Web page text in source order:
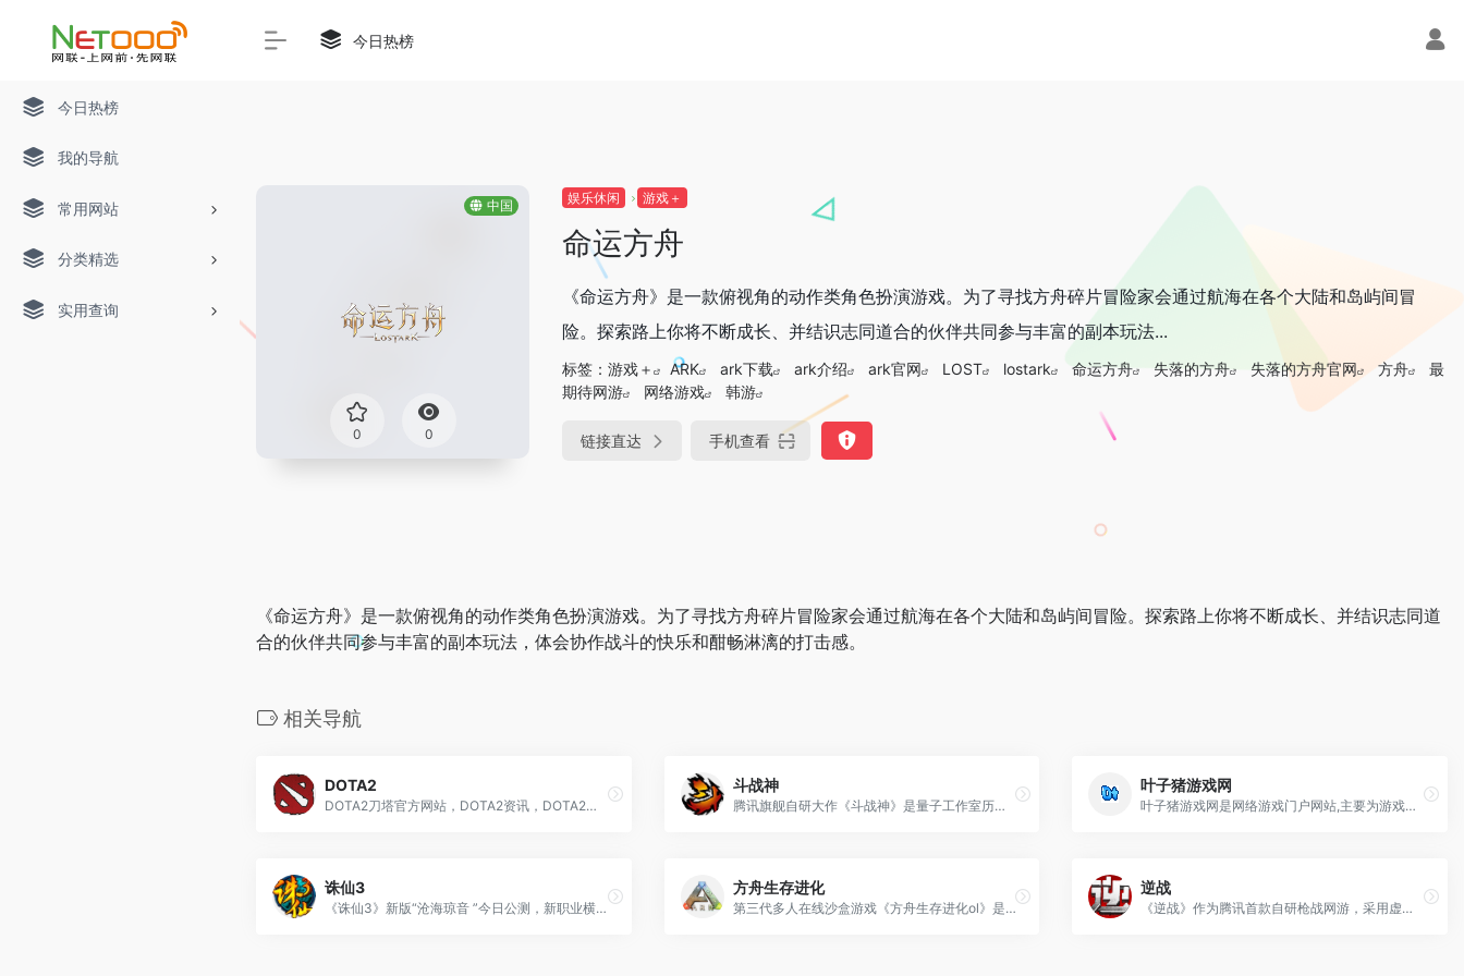
今日热榜
我的导航
常用网站
分类精选
实用查询
今日热榜
中国
0 0
娱乐休闲 游戏＋
命运方舟
《命运方舟》是一款俯视角的动作类角色扮演游戏。为了寻找方舟碎片冒险家会通过航海在各个大陆和岛屿间冒
险。探索路上你将不断成长、并结识志同道合的伙伴共同参与丰富的副本玩法...
标签： 游戏＋ ARK ark下载 ark介绍 ark官网 LOST lostark 命运方舟 失落的方舟 失落的方舟官网 方舟
最
期待网游
网络游戏 韩游
链接直达 手机查看
《命运方舟》是一款俯视角的动作类角色扮演游戏。为了寻找方舟碎片冒险家会通过航海在各个大陆和岛屿间冒险。探索路上你将不断成长、并结识志同道
合的伙伴共同参与丰富的副本玩法，体会协作战斗的快乐和酣畅淋漓的打击感。
相关导航
DOTA2
DOTA2刀塔官方网站，DOTA2资讯，DOTA2英雄资料，DOTA2活动发布官方阵地。DOTA2国服代理商完美世界，为你带来全球经典电竞大作DOTA2，进入刀塔畅享公平竞技体验。
斗战神
腾讯旗舰自研大作《斗战神》是量子工作室历时五年潜心打造的3DMMORPG精品之作。游戏以其“世界架构师”今何在先生代表作《悟空传》为蓝本，通过成人的视角重读西游，重塑西游。
叶子猪游戏网
叶子猪游戏网是网络游戏门户网站,主要为游戏玩家提供网络网页游戏资讯,游戏攻略,游戏内测号,游戏激活码等等,同时还提供网游下载,单机游戏下载,网络游戏截图壁纸等下载,选择网络游戏就到叶子猪游戏网.
诛仙3
《诛仙3》新版“沧海琼音 ”今日公测，新职业横空出世、新PVP玩法“朔漠挥戈”带来惊喜，游戏内更有多重回归好礼倾情相送。
方舟生存进化
第三代多人在线沙盒游戏《方舟生存进化ol》是由知名工作室Wildcard授权，蜗牛游戏代理研发免费版。玩家在一个超高自由度的开放世界里，可以体验采集、制造、打猎、建造、研以及驯服恐龙等超多自由内容，感受动态天气系统以及饥饿口渴等现实中的生存挑战，还要面对其它生存者的威胁，合作生存还是竞技厮杀，由你决定！
逆战
《逆战》作为腾讯首款自研枪战网游，采用虚幻3引擎打造，取得多项技术突破。画面华丽精美，上手简单，支持爽快淋漓的多人对战，在独特PVE模式中，玩家可操控机甲战士，驾驶武装直升机，使用电锯、火焰喷射器、激光枪等与巨型BOSS展开厮杀，全新玩法不容错过！